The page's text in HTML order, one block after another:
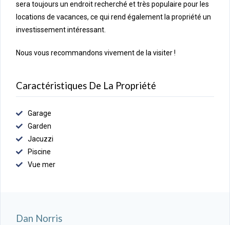
sera toujours un endroit recherché et très populaire pour les
locations de vacances, ce qui rend également la propriété un
investissement intéressant.
Nous vous recommandons vivement de la visiter !
Caractéristiques De La Propriété
Garage
Garden
Jacuzzi
Piscine
Vue mer
Dan Norris